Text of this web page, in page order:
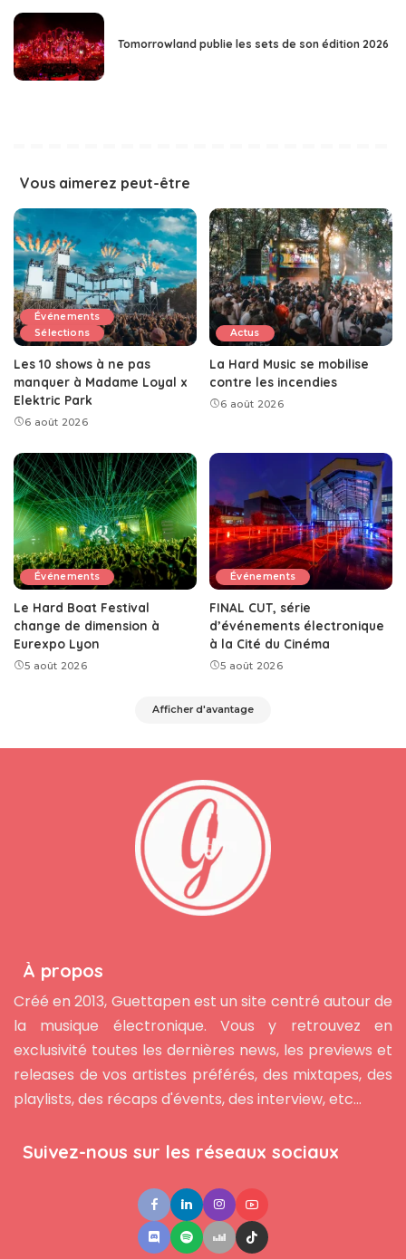
Tomorrowland publie les sets de son édition 2026
Vous aimerez peut-être
Événements
Sélections
Les 10 shows à ne pas
manquer à Madame Loyal x
Elektric Park
6 août 2026
Actus
La Hard Music se mobilise
contre les incendies
6 août 2026
Événements
Le Hard Boat Festival
change de dimension à
Eurexpo Lyon
5 août 2026
Événements
FINAL CUT, série
d’événements électronique
à la Cité du Cinéma
5 août 2026
Afficher d'avantage
À propos
Créé en 2013, Guettapen est un site centré autour de
la musique électronique. Vous y retrouvez en
exclusivité toutes les dernières news, les previews et
releases de vos artistes préférés, des mixtapes, des
playlists, des récaps d'évents, des interview, etc...
Suivez-nous sur les réseaux sociaux